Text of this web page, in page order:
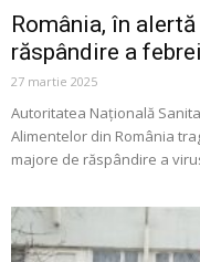
România, în
răspândire a
27 martie 2025
Autoritatea Națională
Alimentelor din România
majore de răspândire a